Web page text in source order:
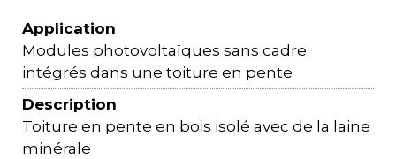
Application
Modules photovoltaïques sans cadre
intégrés dans une toiture en pente
Description
Toiture en pente en bois isolé avec de la laine
minérale